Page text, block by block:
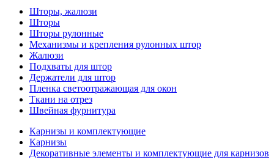
Шторы, жалюзи
Шторы
Шторы рулонные
Механизмы и крепления рулонных штор
Жалюзи
Подхваты для штор
Держатели для штор
Пленка светоотражающая для окон
Ткани на отрез
Швейная фурнитура
Карнизы и комплектующие
Карнизы
Декоративные элементы и комплектующие для карнизов